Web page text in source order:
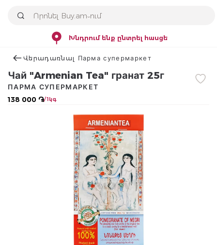
Խնդրում ենք ընտրել հասցե
Վերադառնալ Парма супермаркет
Чай "Armenian Tea" гранат 25г
138 000 ֏/ 1կգ
ПАРМА СУПЕРМАРКЕТ